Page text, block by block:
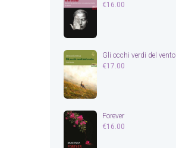
€16.00
Gli occhi verdi del vento
€17.00
Forever
€16.00